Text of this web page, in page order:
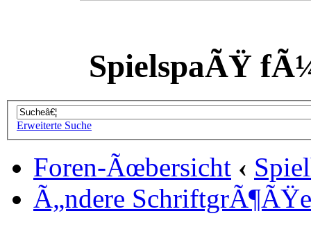
SpielspaÃŸ
Erweiterte Suche
Foren-Ãœbersicht ‹
Ã„ndere SchriftgrÃ¶ÃŸe